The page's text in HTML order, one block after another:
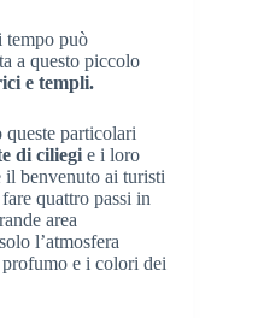
tempo può
a questo piccolo
e templi.
particolari
di ciliegi e i loro
benvenuto ai turisti
quattro passi in
area
l’atmosfera
e i colori dei